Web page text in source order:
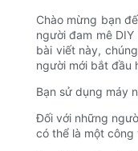
Chào mừng bạn
người đam mê
bài viết này,
người mới bắt đầu
Bạn sử dụng máy
Đối với những
có thể là một công